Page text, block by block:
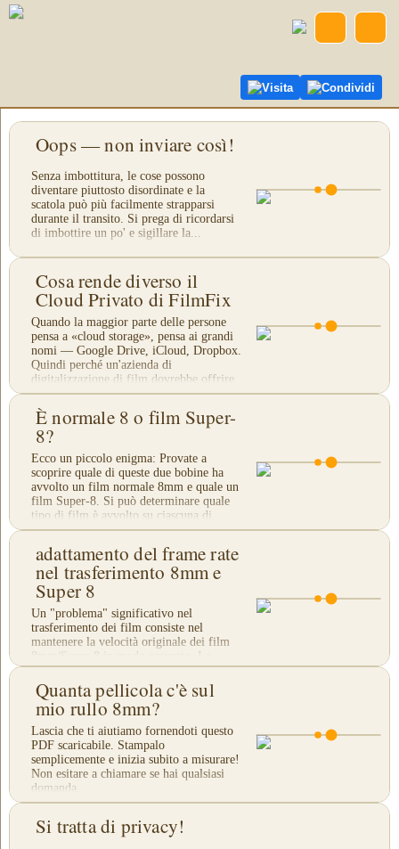
Visita Condividi
Oops — non inviare così!
Senza imbottitura, le cose possono
diventare piuttosto disordinate e la
scatola può più facilmente strapparsi
durante il transito. Si prega di ricordarsi
di imbottire un po' e sigillare la...
Cosa rende diverso il
Cloud Privato di FilmFix
Quando la maggior parte delle persone
pensa a «cloud storage», pensa ai grandi
nomi — Google Drive, iCloud, Dropbox.
Quindi perché un'azienda di
digitalizzazione di film dovrebbe offrire
il...
È normale 8 o film Super-
8?
Ecco un piccolo enigma: Provate a
scoprire quale di queste due bobine ha
avvolto un film normale 8mm e quale un
film Super-8. Si può determinare quale
tipo di film è avvolto su ciascuna di...
adattamento del frame rate
nel trasferimento 8mm e
Super 8
Un "problema" significativo nel
trasferimento dei film consiste nel
mantenere la velocità originale dei film
8mm/Super 8 in modo accurato. La
velocità del film Normal 8 è
generalmente di 16...
Quanta pellicola c'è sul
mio rullo 8mm?
Lascia che ti aiutiamo fornendoti questo
PDF scaricabile. Stampalo
semplicemente e inizia subito a misurare!
Non esitare a chiamare se hai qualsiasi
domanda.
Si tratta di privacy!